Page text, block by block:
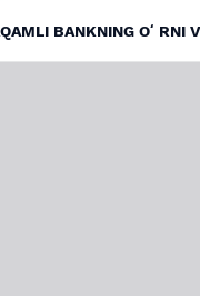
BANKNING OʻRNI